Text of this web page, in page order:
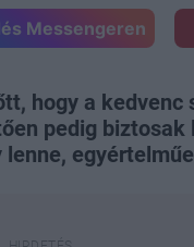
Messengeren
hogy a
pedig biztosak